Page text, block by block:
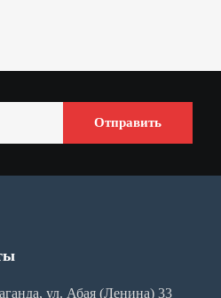
Отправить
ул. Абая (Ленина) 33